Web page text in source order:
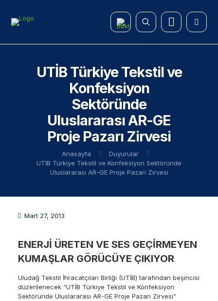
UTİB Türkiye Tekstil ve
Konfeksiyon
Sektöründe
Uluslararası AR-GE
Proje Pazarı Zirvesi
Anasayfa
Duyurular
UTİB Türkiye Tekstil ve Konfeksiyon Sektöründe
Uluslararası AR-GE Proje Pazarı Zirvesi
Mart 27, 2013
ENERJİ ÜRETEN VE SES GEÇİRMEYEN
KUMAŞLAR GÖRÜCÜYE ÇIKIYOR
Uludağ Tekstil İhracatçıları Birliği (UTİB) tarafından beşincisi
düzenlenecek “UTİB Türkiye Tekstil ve Konfeksiyon
Sektöründe Uluslararası AR-GE Proje Pazarı Zirvesi”